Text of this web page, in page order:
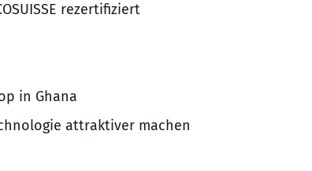
rezertifiziert
in Ghana
attraktiver machen